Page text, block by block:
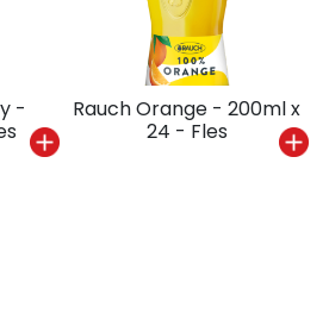
-
Rauch Orange - 200ml x
24 - Fles